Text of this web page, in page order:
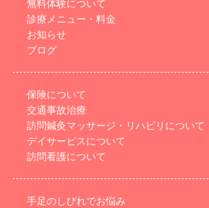
無料体験について
診療メニュー・料金
お知らせ
ブログ
保険について
交通事故治療
訪問鍼灸マッサージ・リハビリについて
デイサービスについて
訪問看護について
手足のしびれでお悩み